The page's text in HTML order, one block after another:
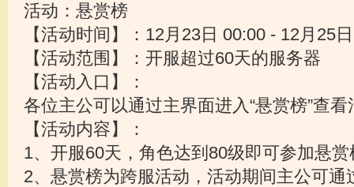
活动：悬赏榜
【活动时间】：12月23日 00:00 - 12月25
【活动范围】：开服超过60天的服务器
【活动入口】：
各位主公可以通过主界面进入“悬赏榜”查
【活动内容】：
1、开服60天，角色达到80级即可参加悬赏
2、悬赏榜为跨服活动，活动期间主公可通